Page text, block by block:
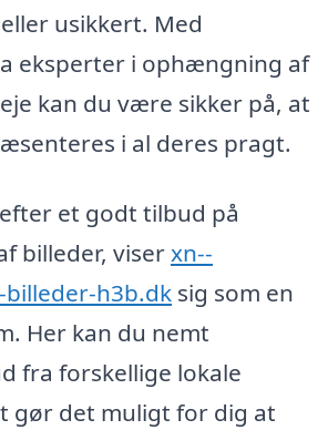
usikkert. Med
eksperter i ophængning af
kan du være sikker på, at
i al deres pragt.
et godt tilbud på
billeder, viserxn--
h3b.dk sig som en
Her kan du nemt
fra forskellige lokale
gør det muligt for dig at